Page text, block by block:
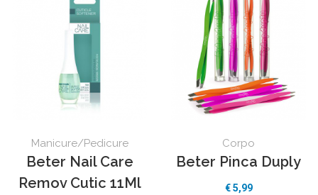
Manicure/Pedicure
Beter Nail Care
Remov Cutic 11Ml
Corpo
Beter Pinca Duply
€ 5,99